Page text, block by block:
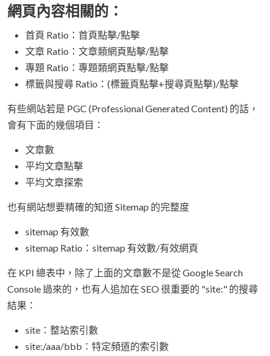
網頁內容相關的：
首頁 Ratio：首頁點擊/點擊
文章 Ratio：文章類網頁點擊/點擊
專題 Ratio：專題類網頁點擊/點擊
標籤與搜尋 Ratio：(標籤頁點擊+搜尋頁點擊)/點擊
有些網站若是 PGC (Professional Generated Content) 的話，
會有下面的幾個項目：
文章數
平均文章點擊
平均文章探索
也有網站想要精確的知道 Sitemap 的完整度
sitemap 有效數
sitemap Ratio：sitemap 有效數/有效網頁
在 KPI 總表中，除了上面的文章數不是從 Google Search
Console 過來的，也有人追加在 SEO 很重要的 "site:" 的搜尋
結果：
site：整站索引數
site:/aaa/bbb：特定頻道的索引數